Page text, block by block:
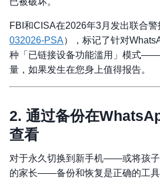
FBI和CISA在2026年3月发出联合警
032026-PSA），标记了针对
种「已链接设备功能滥用」模式——
量，如果发生在您身上值得报告。
2. 通过备份在
查看
对于永久切换到新手机——或将孩
的家长——备份和恢复是正确的工具